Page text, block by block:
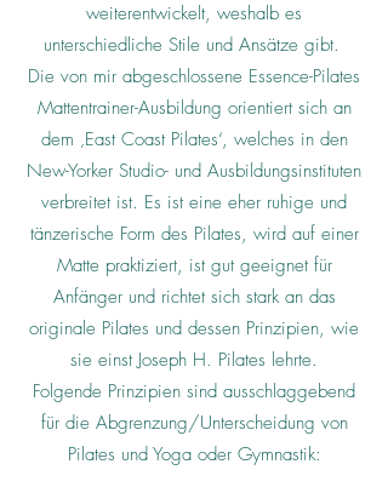
weiterentwickelt, weshalb es
unterschiedliche Stile und Ansätze gibt.
Die von mir abgeschlossene Essence-Pilates
Mattentrainer-Ausbildung orientiert sich an
dem ‚East Coast Pilates‘, welches in den
New-Yorker Studio- und Ausbildungsinstituten
verbreitet ist. Es ist eine eher ruhige und
tänzerische Form des Pilates, wird auf einer
Matte praktiziert, ist gut geeignet für
Anfänger und richtet sich stark an das
originale Pilates und dessen Prinzipien, wie
sie einst Joseph H. Pilates lehrte.
Folgende Prinzipien sind ausschlaggebend
für die Abgrenzung/Unterscheidung von
Pilates und Yoga oder Gymnastik: